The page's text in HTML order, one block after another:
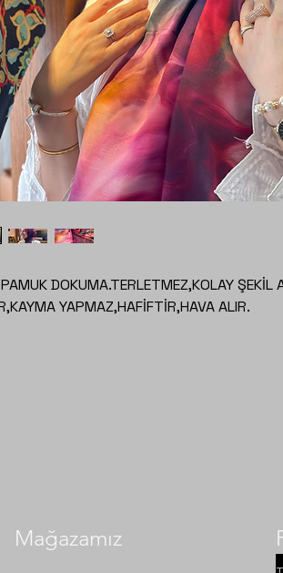
DOKUMA.TERLETMEZ,KOLAY ŞEKİL
YAPMAZ,HAFİFTİR,HAVA ALIR.
Mağazamız